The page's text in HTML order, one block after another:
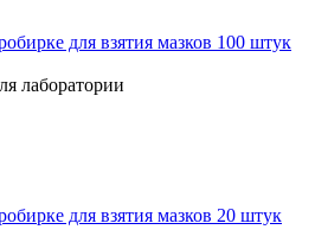
для взятия мазков 100 штук
лаборатории
для взятия мазков 20 штук